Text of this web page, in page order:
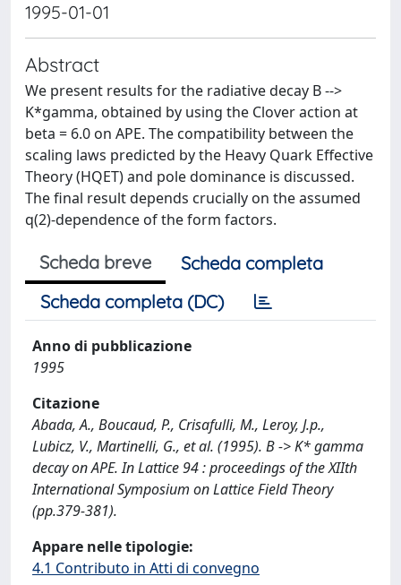
1995-01-01
Abstract
We present results for the radiative decay B -->
K*gamma, obtained by using the Clover action at
beta = 6.0 on APE. The compatibility between the
scaling laws predicted by the Heavy Quark Effective
Theory (HQET) and pole dominance is discussed.
The final result depends crucially on the assumed
q(2)-dependence of the form factors.
Scheda breve
Scheda completa
Scheda completa (DC)
Anno di pubblicazione
1995
Citazione
Abada, A., Boucaud, P., Crisafulli, M., Leroy, J.p.,
Lubicz, V., Martinelli, G., et al. (1995). B -> K* gamma
decay on APE. In Lattice 94 : proceedings of the XIIth
International Symposium on Lattice Field Theory
(pp.379-381).
Appare nelle tipologie:
4.1 Contributo in Atti di convegno